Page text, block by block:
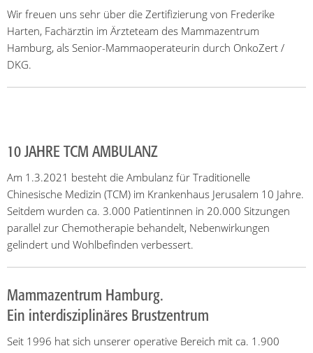
Wir freuen uns sehr über die Zertifizierung von Frederike
Harten, Fachärztin im Ärzteteam des Mammazentrum
Hamburg, als Senior-Mammaoperateurin durch OnkoZert /
DKG.
10 JAHRE TCM AMBULANZ
Am 1.3.2021 besteht die Ambulanz für Traditionelle
Chinesische Medizin (TCM) im Krankenhaus Jerusalem 10 Jahre.
Seitdem wurden ca. 3.000 Patientinnen in 20.000 Sitzungen
parallel zur Chemotherapie behandelt, Nebenwirkungen
gelindert und Wohlbefinden verbessert.
Mammazentrum Hamburg.
Ein interdisziplinäres Brustzentrum
Seit 1996 hat sich unserer operative Bereich mit ca. 1.900